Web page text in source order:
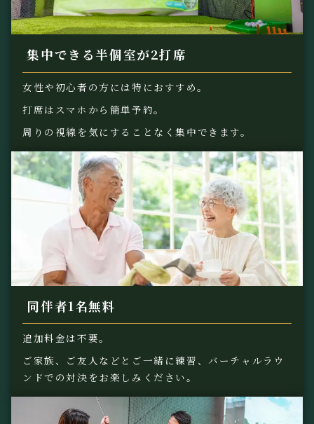
集中できる半個室が2打席
女性や初心者の方には特におすすめ。
打席はスマホから簡単予約。
周りの視線を気にすることなく集中できます。
同伴者1名無料
追加料金は不要。
ご家族、ご友人などとご一緒に練習、バーチャルラウ
ンドでの対決をお楽しみください。